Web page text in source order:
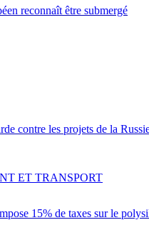
reconnaît être submergé
contre les projets de la
15% de taxes sur le
ET TRANSPORT